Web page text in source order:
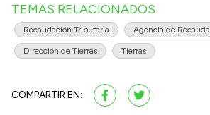
TEMAS RELACIONADOS
Recaudación Tributaria Agencia de
Dirección de Tierras Tierras
COMPARTIR EN: